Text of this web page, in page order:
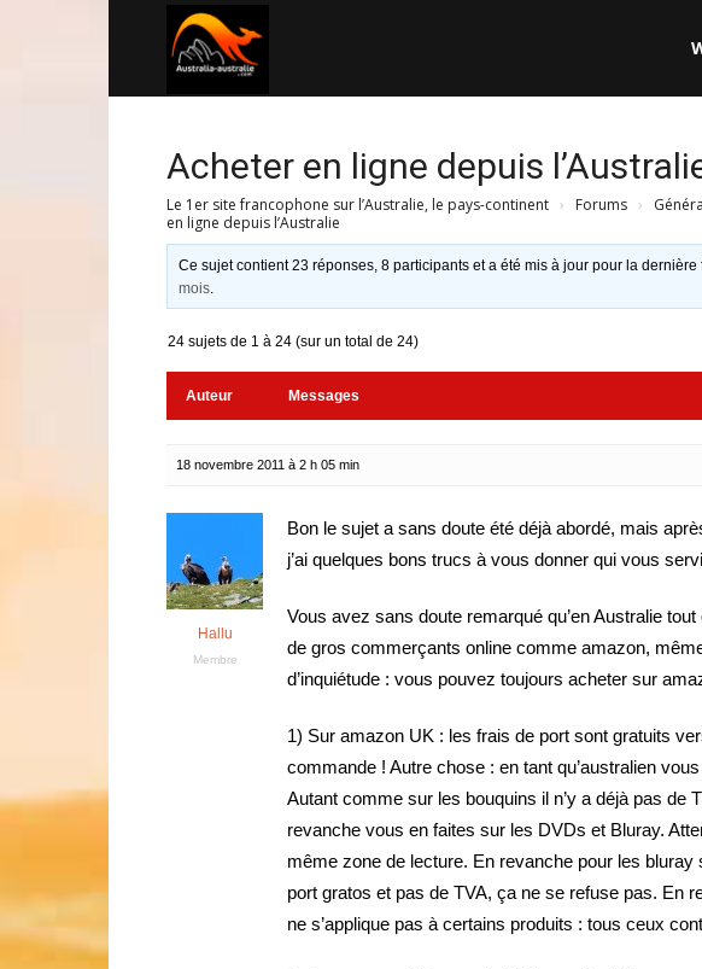
Acheter en ligne depuis
Le 1er site francophone sur l’Australie, le pays-continent › Forums ›
en ligne depuis l’Australie
Ce sujet contient 23 réponses, 8 participants et a été mis à jour pour la dernière
mois.
24 sujets de 1 à 24 (sur un total de 24)
Auteur Messages
18 novembre 2011 à 2 h 05 min
Hallu
Membre
Bon le sujet a sans doute été déjà abordé, mais
j’ai quelques bons trucs à vous donner qui vous
Vous avez sans doute remarqué qu’en Australie tout
de gros commerçants online comme amazon,
d’inquiétude : vous pouvez toujours acheter sur
1) Sur amazon UK : les frais de port sont gratuits
commande ! Autre chose : en tant qu’australien
Autant comme sur les bouquins il n’y a déjà pas de
revanche vous en faites sur les DVDs et Bluray.
même zone de lecture. En revanche pour les
port gratos et pas de TVA, ça ne se refuse pas. En
ne s’applique pas à certains produits : tous ceux